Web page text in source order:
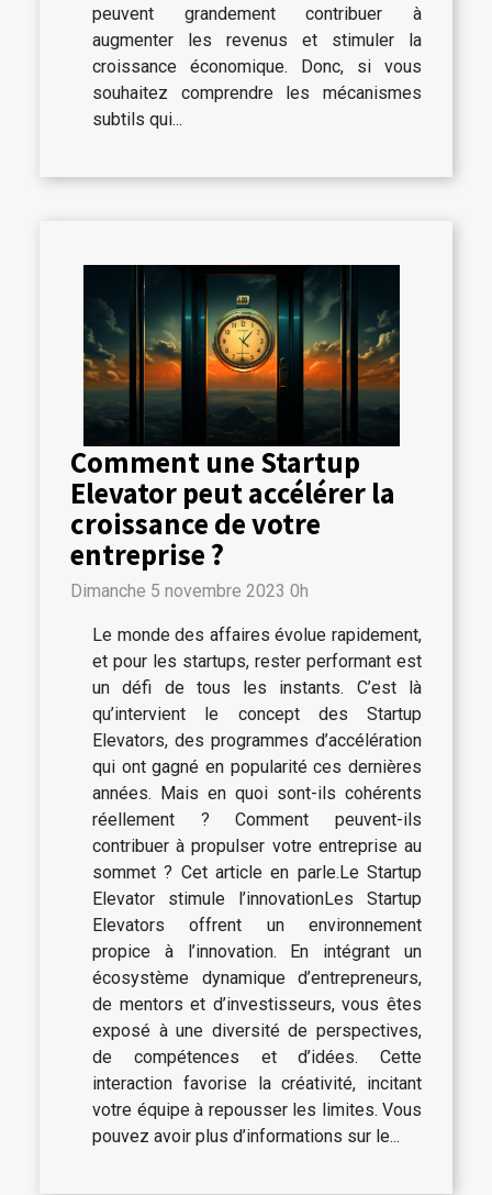
peuvent grandement contribuer à
augmenter les revenus et stimuler la
croissance économique. Donc, si vous
souhaitez comprendre les mécanismes
subtils qui...
Comment une Startup
Elevator peut accélérer la
croissance de votre
entreprise ?
Dimanche 5 novembre 2023 0h
Le monde des affaires évolue rapidement,
et pour les startups, rester performant est
un défi de tous les instants. C’est là
qu’intervient le concept des Startup
Elevators, des programmes d’accélération
qui ont gagné en popularité ces dernières
années. Mais en quoi sont-ils cohérents
réellement ? Comment peuvent-ils
contribuer à propulser votre entreprise au
sommet ? Cet article en parle.Le Startup
Elevator stimule l’innovationLes Startup
Elevators offrent un environnement
propice à l’innovation. En intégrant un
écosystème dynamique d’entrepreneurs,
de mentors et d’investisseurs, vous êtes
exposé à une diversité de perspectives,
de compétences et d’idées. Cette
interaction favorise la créativité, incitant
votre équipe à repousser les limites. Vous
pouvez avoir plus d’informations sur le...